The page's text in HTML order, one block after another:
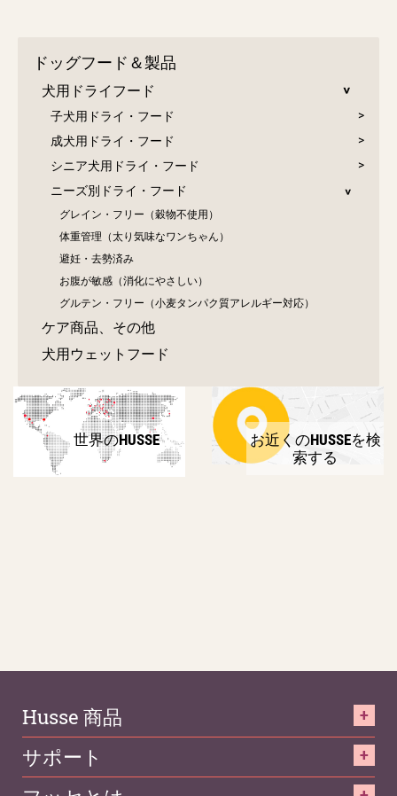
ドッグフード＆製品
犬用ドライフード
子犬用ドライ・フード
成犬用ドライ・フード
シニア犬用ドライ・フード
ニーズ別ドライ・フード
グレイン・フリー（穀物不使用）
体重管理（太り気味なワンちゃん）
避妊・去勢済み
お腹が敏感（消化にやさしい）
グルテン・フリー（小麦タンパク質アレルギー対応）
ケア商品、その他
犬用ウェットフード
世界のHUSSE
お近くのHUSSEを検
索する
Husse 商品
サポート